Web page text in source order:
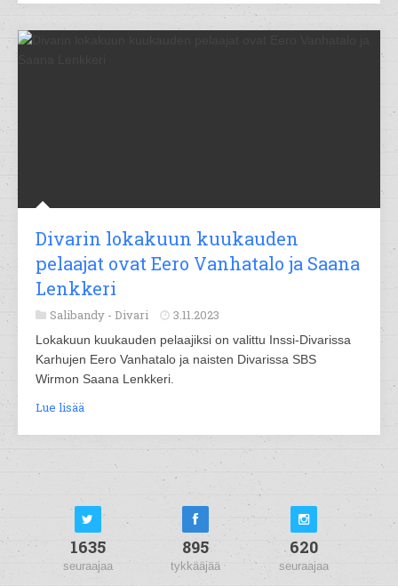
Divarin lokakuun kuukauden
pelaajat ovat Eero Vanhatalo ja Saana
Lenkkeri
Salibandy - Divari 3.11.2023
Lokakuun kuukauden pelaajiksi on valittu Inssi-Divarissa
Karhujen Eero Vanhatalo ja naisten Divarissa SBS
Wirmon Saana Lenkkeri.
Lue lisää
1635
seuraajaa
895
tykkääjää
620
seuraajaa